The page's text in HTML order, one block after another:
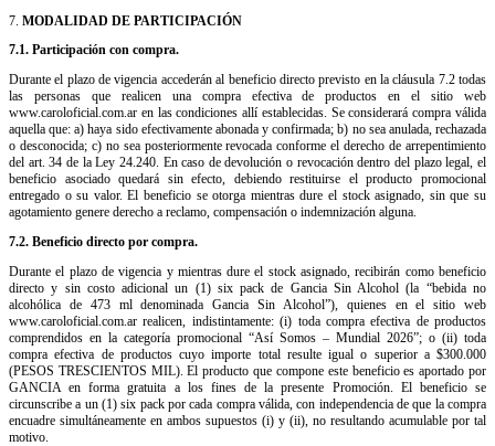
7. MODALIDAD DE PARTICIPACIÓN
7.1. Participación con compra.
Durante el plazo devigencia accederán al beneficio directo previsto en la cláusula 7.2 todas
las personas que realicen una compra efectiva de productos en el sitio web
www.caroloficial.com.ar en las condiciones allí establecidas. Se considerará compra válida
aquella que: a) haya sido efectivamente abonada y confirmada; b) no sea anulada, rechazada
o desconocida; c) no sea posteriormente revocada conforme el derecho de arrepentimiento
del art. 34 de la Ley 24.240. En caso de devolución o revocación dentro del plazo legal, el
beneficio asociado quedará sin efecto, debiendo restituirse el producto promocional
entregado o su valor. El beneficio se otorga mientras dure el stock asignado, sin que su
agotamiento genere derecho a reclamo, compensación o indemnización alguna.
7.2. Beneficio directo por compra.
Durante el plazo devigencia y mientras dure el stock asignado, recibirán como beneficio
directo y sin costo adicional un (1) six pack de Gancia Sin Alcohol (la “bebida no
alcohólica de 473 ml denominada Gancia Sin Alcohol”), quienes en el sitio web
www.caroloficial.com.ar realicen, indistintamente: (i) toda compra efectiva de productos
comprendidos en la categoría promocional “Así Somos – Mundial 2026”; o (ii) toda
compra efectiva de productos cuyo importe total resulte igual o superior a $300.000
(PESOS TRESCIENTOS MIL). El producto que compone este beneficio es aportado por
GANCIA en forma gratuita a los fines de la presente Promoción. El beneficio se
circunscribe a un (1) six pack por cada compra válida, con independencia de que la compra
encuadre simultáneamente en ambos supuestos (i) y (ii), no resultando acumulable por tal
motivo.